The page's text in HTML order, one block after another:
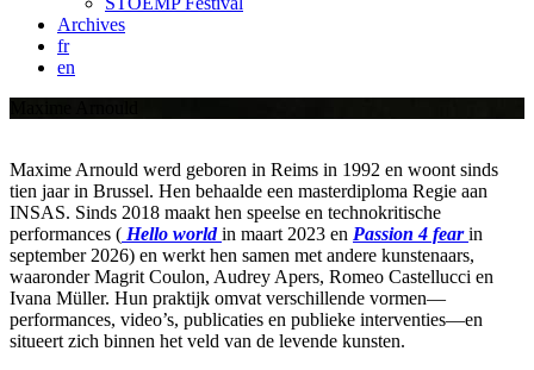
Archives
fr
en
Maxime Arnould werd geboren in Reims in 1992 en woont sinds
tien jaar in Brussel. Hen behaalde een masterdiploma Regie aan
INSAS. Sinds 2018 maakt hen speelse en technokritische
performances ( Hello world in maart 2023 en Passion 4 fear in
september 2026) en werkt hen samen met andere kunstenaars,
waaronder Magrit Coulon, Audrey Apers, Romeo Castellucci en
Ivana Müller. Hun praktijk omvat verschillende vormen—
performances, video’s, publicaties en publieke interventies—en
situeert zich binnen het veld van de levende kunsten.